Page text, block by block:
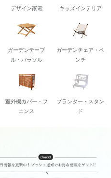
デザイン家電 キッズインテリア
ガーデンテーブ
ル・パラソル
ガーデンチェア・ベ
ンチ
室外機カバー・フ
ェンス
プランター・スタン
ド